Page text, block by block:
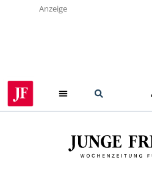
Anzeige